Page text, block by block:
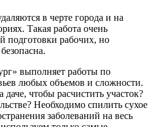
в черте города и на
Такая работа очень
подготовки рабочих, но
выполняет работы по
любых объемов и сложности.
даче, чтобы расчистить участок?
Необходимо спилить сухое
заболеваний на весь